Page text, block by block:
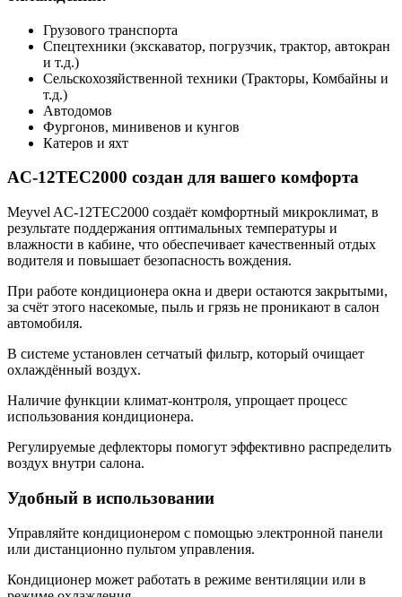
Грузового транспорта
Спецтехники (экскаватор, погрузчик, трактор, автокран
и т.д.)
Сельскохозяйственной техники (Тракторы, Комбайны и
т.д.)
Автодомов
Фургонов, минивенов и кунгов
Катеров и яхт
AC-12TEC2000 создан для вашего комфорта
Meyvel AC-12TEC2000 создаёт комфортный микроклимат, в
результате поддержания оптимальных температуры и
влажности в кабине, что обеспечивает качественный отдых
водителя и повышает безопасность вождения.
При работе кондиционера окна и двери остаются закрытыми,
за счёт этого насекомые, пыль и грязь не проникают в салон
автомобиля.
В системе установлен сетчатый фильтр, который очищает
охлаждённый воздух.
Наличие функции климат-контроля, упрощает процесс
использования кондиционера.
Регулируемые дефлекторы помогут эффективно распределить
воздух внутри салона.
Удобный в использовании
Управляйте кондиционером с помощью электронной панели
или дистанционно пультом управления.
Кондиционер может работать в режиме вентиляции или в